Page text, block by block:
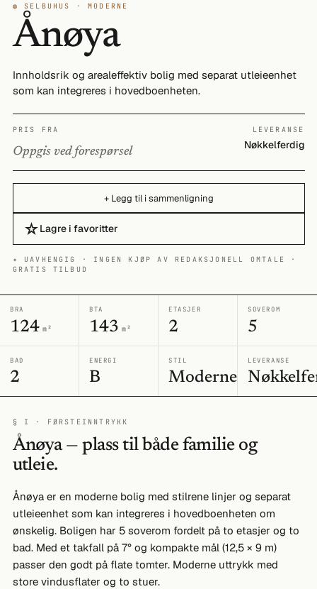
◍ SELBUHUS · MODERNE
Ånøya
Innholdsrik og arealeffektiv bolig med separat utleieenhet
som kan integreres i hovedboenheten.
PRIS FRA
Oppgis ved forespørsel
LEVERANSE
Nøkkelferdig
+ Legg til i sammenligning
☆Lagre i favoritter
✦ UAVHENGIG · INGEN KJØP AV REDAKSJONELL OMTALE ·
GRATIS TILBUD
BRA
124 m²
BTA
143 m²
ETASJER
2
SOVEROM
5
BAD
2
ENERGI
B
STIL
Moderne
LEVERANSE
§ I · FØRSTEINNTRYKK
Ånøya — plass til både familie og
utleie.
Ånøya er en moderne bolig med stilrene linjer og separat
utleieenhet som kan integreres i hovedboenheten om
ønskelig. Boligen har 5 soverom fordelt på to etasjer og to
bad. Med et takfall på 7° og kompakte mål (12,5 × 9 m)
passer den godt på flate tomter. Moderne uttrykk med
store vindusflater og to stuer.